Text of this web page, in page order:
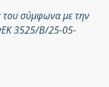
του σύμφωνα με την
3525/Β/25-05-